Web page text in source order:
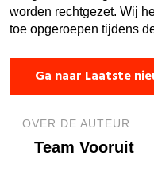
worden rechtgezet. Wij
toe opgeroepen tijdens
Ga naar Laatste
OVER DE AUTEUR
Team Vooruit